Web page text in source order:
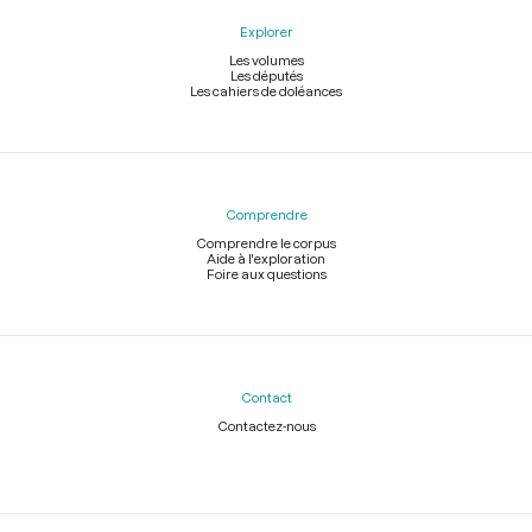
Explorer
Les volumes
Les députés
Les cahiers de doléances
Comprendre
Comprendre le corpus
Aide à l'exploration
Foire aux questions
Contact
Contactez-nous
Légal